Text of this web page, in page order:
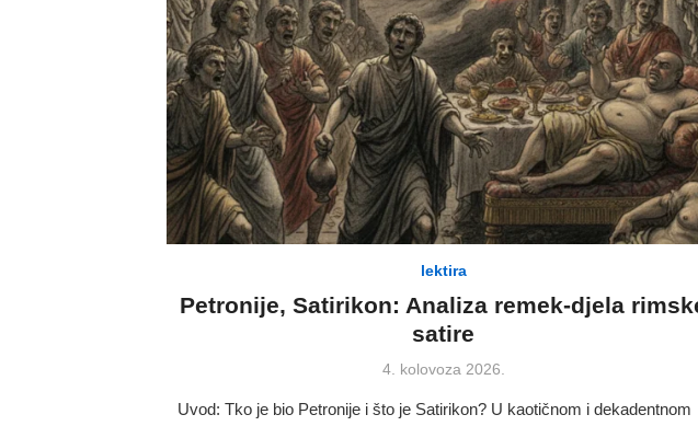
lektira
Petronije, Satirikon: Analiza remek-djela
satire
Posted
4. kolovoza 2026.
Uvod: Tko je bio Petronije i što je Satirikon? U kaotičnom i dekadentnom